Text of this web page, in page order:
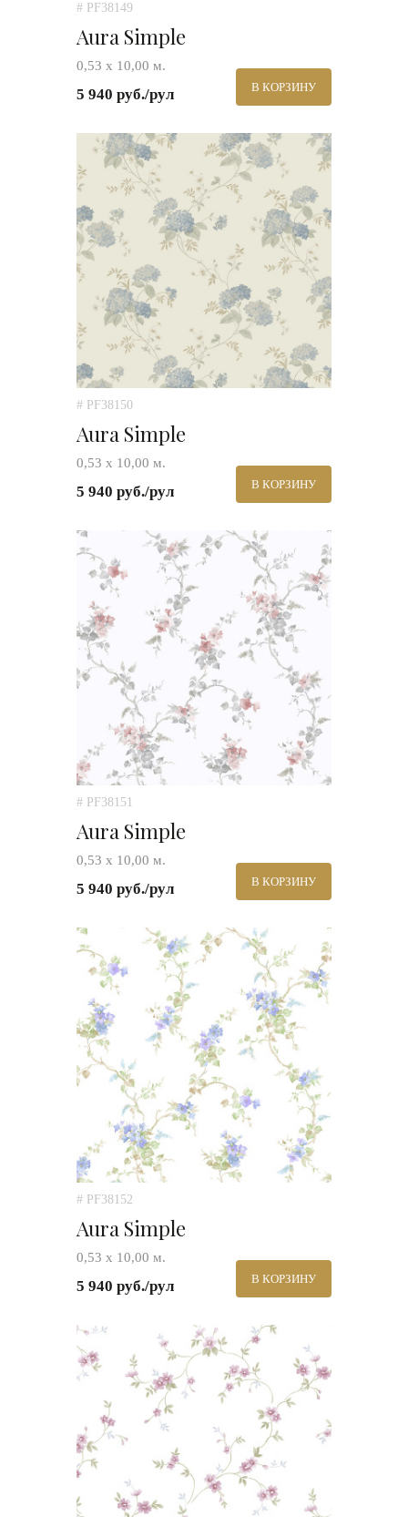
# PF38149
Aura Simple
0,53 х 10,00 м.
5 940 руб./рул В КОРЗИНУ
# PF38150
Aura Simple
0,53 х 10,00 м.
5 940 руб./рул В КОРЗИНУ
# PF38151
Aura Simple
0,53 х 10,00 м.
5 940 руб./рул В КОРЗИНУ
# PF38152
Aura Simple
0,53 х 10,00 м.
5 940 руб./рул В КОРЗИНУ